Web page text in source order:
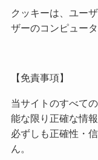
クッキーは、ユー
ザーのコンピュー
【免責事項】
当サイトのすべて
能な限り正確な情
必ずしも正確性・
ん。